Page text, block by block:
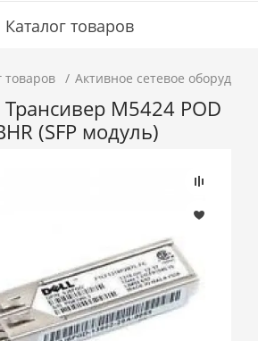
Каталог товаров
товаров Активное сетевое
M5424 POD
(SFP модуль)